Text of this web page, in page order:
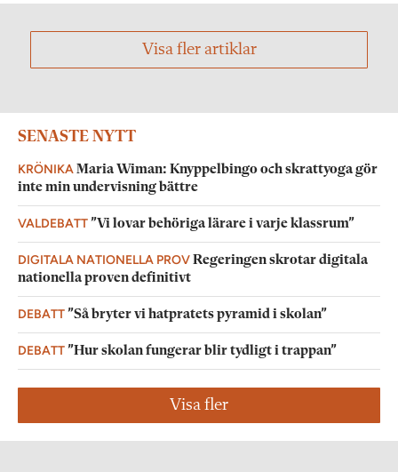
Visa fler artiklar
SENASTE NYTT
KRÖNIKA Maria Wiman: Knyppelbingo och skrattyoga gör
inte min undervisning bättre
VALDEBATT”Vi lovar behöriga lärare i varje klassrum”
DIGITALA NATIONELLA PROVRegeringen skrotar digitala
nationella proven definitivt
DEBATT”Så bryter vi hatpratets pyramid i skolan”
DEBATT”Hur skolan fungerar blir tydligt i trappan”
Visa fler